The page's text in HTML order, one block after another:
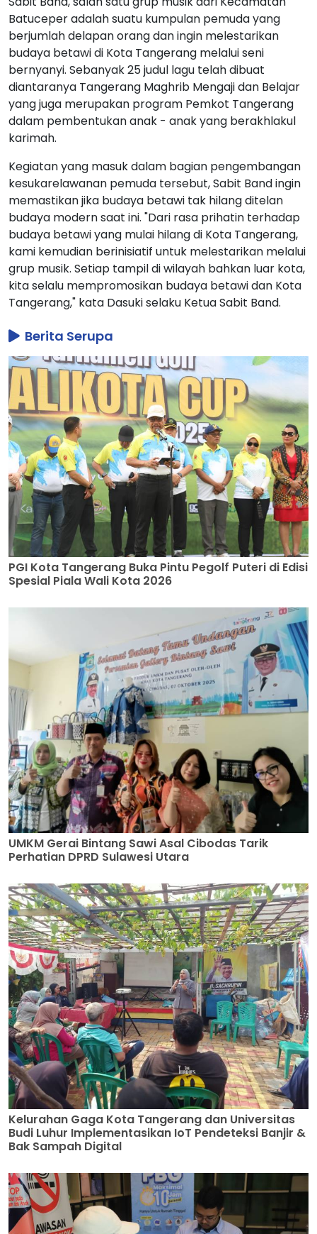
bernyanyi. Sebanyak 25 judul lagu telah dibuat
diantaranya Tangerang Maghrib Mengaji dan Belajar
yang juga merupakan program Pemkot Tangerang
dalam pembentukan anak - anak yang berakhlakul
karimah.
Kegiatan yang masuk dalam bagian pengembangan
kesukarelawanan pemuda tersebut, Sabit Band ingin
memastikan jika budaya betawi tak hilang ditelan
budaya betawi yang mulai hilang di Kota Tangerang,
kami kemudian berinisiatif untuk melestarikan melalui
grup musik. Setiap tampil di wilayah bahkan luar kota,
kita selalu mempromosikan budaya betawi dan Kota
Tangerang," kata Dasuki selaku Ketua Sabit Band.
Berita Serupa
PGI Kota Tangerang Buka Pintu Pegolf Puteri di Edisi
Spesial Piala Wali Kota 2026
UMKM Gerai Bintang Sawi Asal Cibodas Tarik
Perhatian DPRD Sulawesi Utara
Kelurahan Gaga Kota Tangerang dan Universitas
Budi Luhur Implementasikan IoT Pendeteksi Banjir &
Bak Sampah Digital